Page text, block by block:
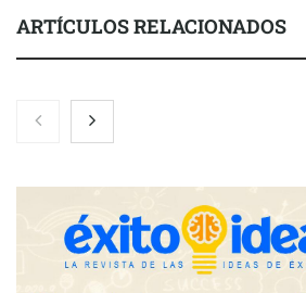
ARTÍCULOS RELACIONADOS
Brisas del Estrecho abastece a la
conectando lonjas con establecimientos